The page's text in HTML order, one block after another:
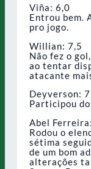
Viña: 6,0
Entrou bem.
pro jogo.
Willian: 7,5
Não fez o
ao tentar
atacante
Deyverson:
Participou
Abel
Rodou o
sétima
de um bom
alterações